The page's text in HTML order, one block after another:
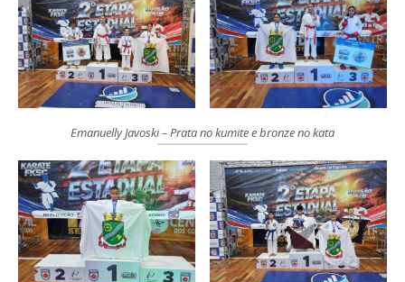
Emanuelly Javoski – Prata no kumite e bronze no kata